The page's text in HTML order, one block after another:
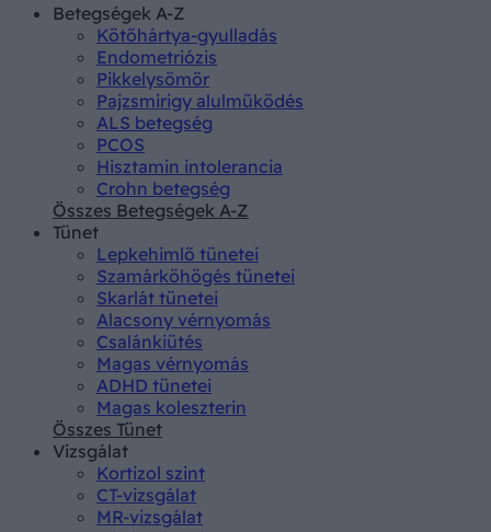
Betegségek A-Z
Kötőhártya-gyulladás
Endometriózis
Pikkelysömör
Pajzsmirigy alulműködés
ALS betegség
PCOS
Hisztamin intolerancia
Crohn betegség
Összes Betegségek A-Z
Tünet
Lepkehimlő tünetei
Szamárköhögés tünetei
Skarlát tünetei
Alacsony vérnyomás
Csalánkiütés
Magas vérnyomás
ADHD tünetei
Magas koleszterin
Összes Tünet
Vizsgálat
Kortizol szint
CT-vizsgálat
MR-vizsgálat